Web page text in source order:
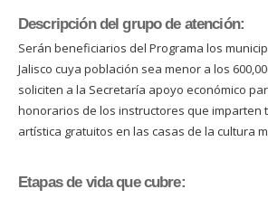
Descripción del grupo de atención:
Serán beneficiarios del Programa los
Jalisco cuya población sea menor a los
soliciten a la Secretaría apoyo económico
honorarios de los instructores que imparten
artística gratuitos en las casas de la cultura
Etapas de vida que cubre: